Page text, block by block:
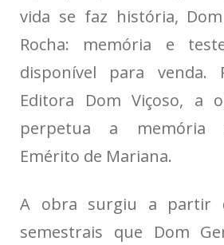
vida se faz história,
Rocha: memória e
disponível para venda.
Editora Dom Viçoso, a
perpetua a memória
Emérito de Mariana.
A obra surgiu a partir
semestrais que Dom